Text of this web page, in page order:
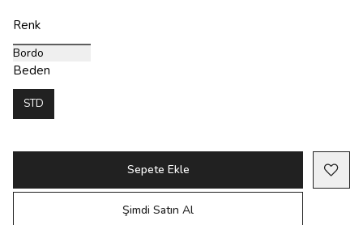
Renk
Bordo
Beden
STD
Sepete Ekle
Şimdi Satın Al